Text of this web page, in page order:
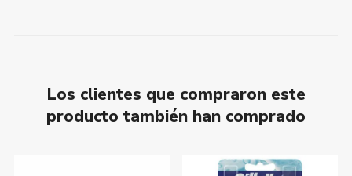
Los clientes que compraron este
producto también han comprado